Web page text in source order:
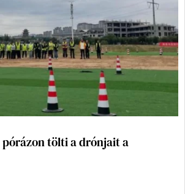
tölti a drónjait a